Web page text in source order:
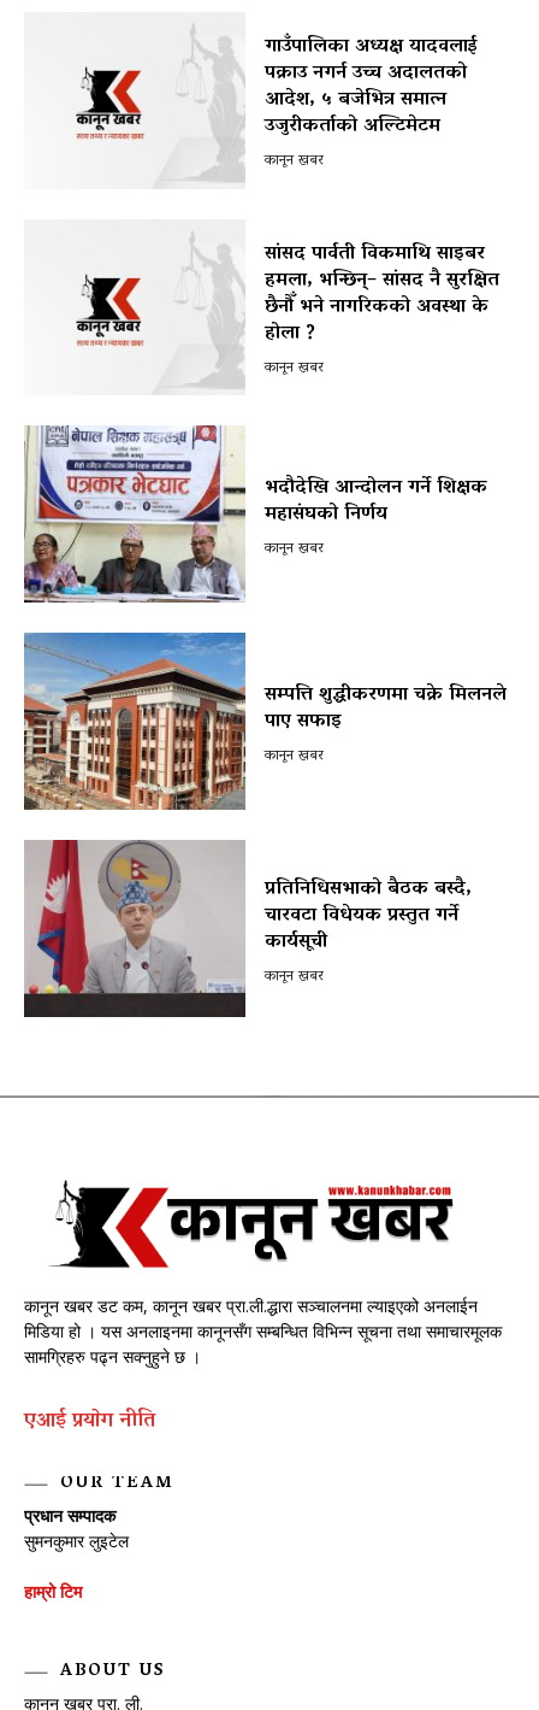
गाउँपालिका अध्यक्ष यादवलाई
पक्राउ नगर्न उच्च अदालतको
आदेश, ५ बजेभित्र समात्न
उजुरीकर्ताको अल्टिमेटम
कानून खबर
सांसद पार्वती विकमाथि साइबर
हमला, भन्छिन्– सांसद नै सुरक्षित
छैनौँ भने नागरिकको अवस्था के
होला ?
कानून खबर
भदौदेखि आन्दोलन गर्ने शिक्षक
महासंघको निर्णय
कानून खबर
सम्पत्ति शुद्धीकरणमा चक्रे मिलनले
पाए सफाइ
कानून खबर
प्रतिनिधिसभाको बैठक बस्दै,
चारवटा विधेयक प्रस्तुत गर्ने
कार्यसूची
कानून खबर
कानून खबर डट कम, कानून खबर प्रा.ली.द्धारा सञ्चालनमा ल्याइएको अनलाईन
मिडिया हो । यस अनलाइनमा कानूनसँग सम्बन्धित विभिन्न सूचना तथा समाचारमूलक
सामग्रिहरु पढ्न सक्नुहुने छ ।
एआई प्रयाेग नीति
OUR TEAM
प्रधान सम्पादक
सुमनकुमार लुइटेल
हाम्रो टिम
ABOUT US
कानून खबर प्रा. ली.